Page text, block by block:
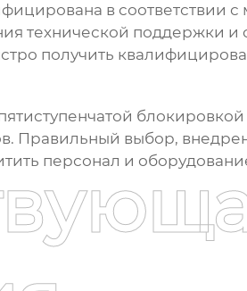
в соответствии
технической поддержки
получить
блокировкой
Правильный выбор,
персонал и